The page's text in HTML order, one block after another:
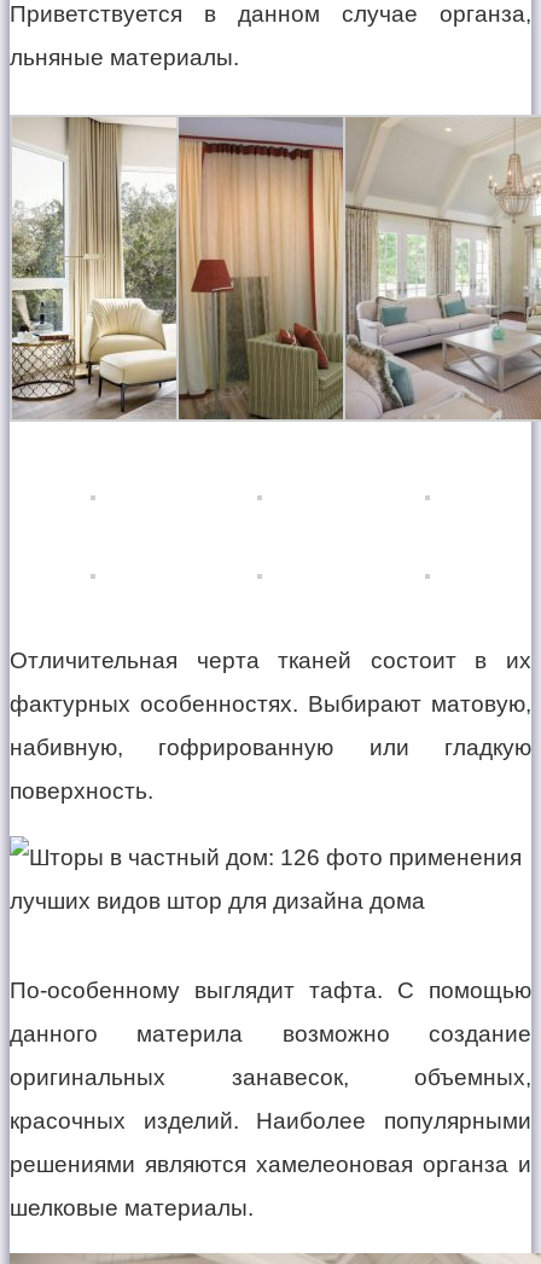
Приветствуется в данном случае органза,
льняные материалы.
Отличительная черта тканей состоит в их
фактурных особенностях. Выбирают матовую,
набивную, гофрированную или гладкую
поверхность.
По-особенному выглядит тафта. С помощью
данного материла возможно создание
оригинальных занавесок, объемных,
красочных изделий. Наиболее популярными
решениями являются хамелеоновая органза и
шелковые материалы.